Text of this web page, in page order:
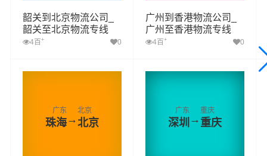
韶关到北京物流公司_
韶关至北京物流专线
4百+ 0
广州到香港物流公司_
广州至香港物流专线
4百+ 0
广东
珠海→
北京
北京
广东
深圳 →
重庆
重庆